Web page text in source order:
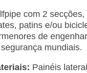
com 2
patins e/ou
de
mundiais.
Painéis